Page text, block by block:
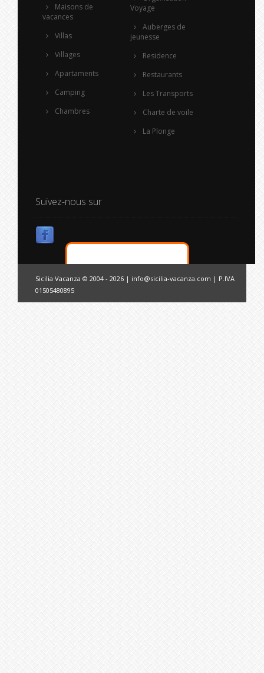
Maisons de
vacances
Villas
Villages
Apartaments
Camping
Chambres
Voyage
Auberges de
jeunesse
Residence
Restaurants
Les Transports
Charte de voile
La Plonge
Suivez-nous sur
Sicilia Vacanza © 2004 - 2026 | info@sicilia-vacanza.com | P.IVA
01505480895